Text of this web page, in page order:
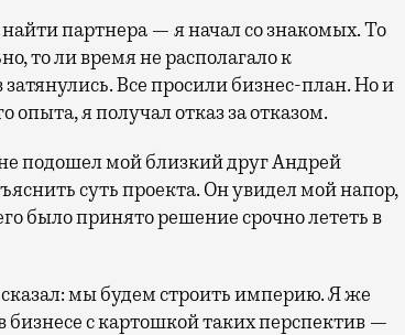
партнера — я начал со знакомых. То
то ли время не располагало к
Все просили бизнес-план. Но и
опыта, я получал отказ за отказом.
подошел мой близкий друг Андрей
суть проекта. Он увидел мой напор,
было принято решение срочно лететь в
мы будем строить империю. Я же
с картошкой таких перспектив —